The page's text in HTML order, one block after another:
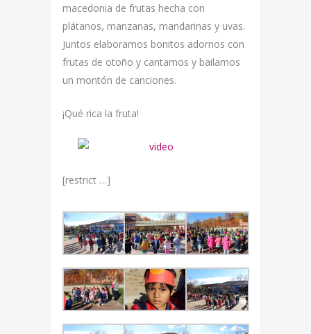
macedonia de frutas hecha con
plátanos, manzanas, mandarinas y uvas.
Juntos elaboramos bonitos adornos con
frutas de otoño y cantamos y bailamos
un montón de canciones.
¡Qué rica la fruta!
[restrict …]